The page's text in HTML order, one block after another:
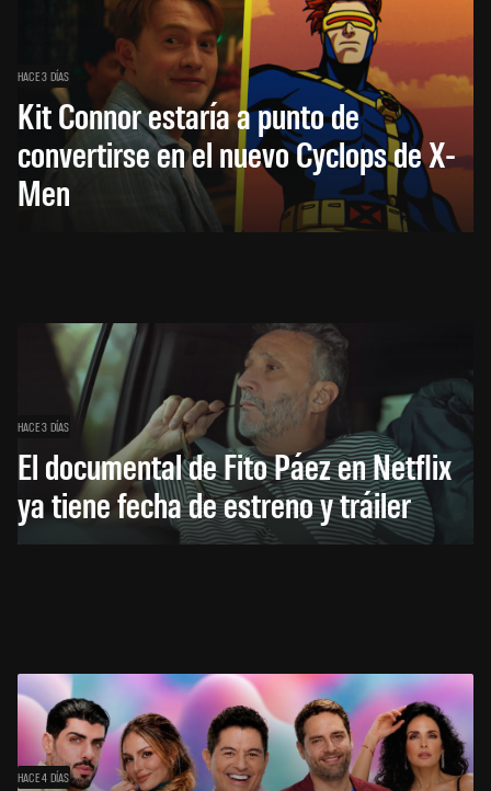
HACE 3 DÍAS
Kit Connor estaría a punto de
convertirse en el nuevo Cyclops de X-
Men
HACE 3 DÍAS
El documental de Fito Páez en Netflix
ya tiene fecha de estreno y tráiler
HACE 4 DÍAS